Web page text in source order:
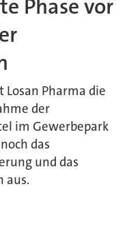
Phase vor
Pharma die
der
im Gewerbepark
das
und das
aus.